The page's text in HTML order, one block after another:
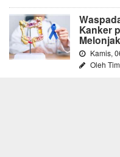
Kanker
Kamis,
Oleh